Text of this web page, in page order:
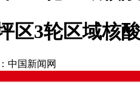
区3轮区域核
中国新闻网